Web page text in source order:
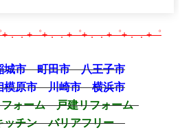
．．+゜+．．+゜+．．+゜+．．+゜
城市 町田市 八王子市
模原市 川崎市 横浜市
フォーム 戸建リフォーム
ッチン バリアフリー